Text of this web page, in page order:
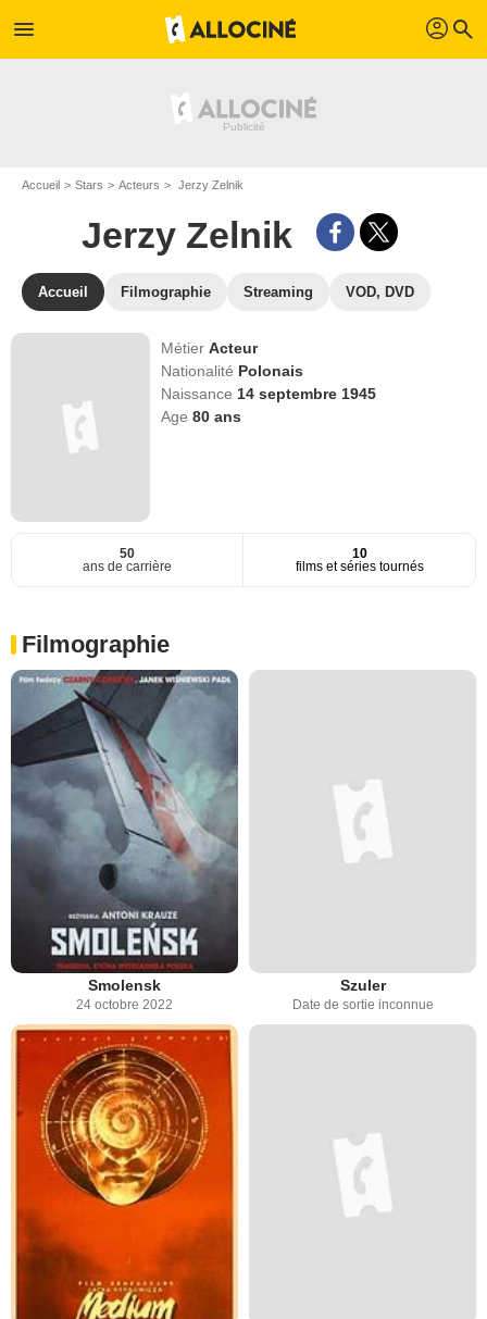
menu profil search
Accueil Stars Acteurs Jerzy Zelnik
Jerzy Zelnik
Accueil Filmographie Streaming VOD, DVD
MétierActeur
Nationalité Polonais
Naissance 14 septembre 1945
Age80 ans
50
ans de carrière
10
films et séries tournés
Filmographie
Smolensk
24 octobre 2022
Szuler
Date de sortie inconnue